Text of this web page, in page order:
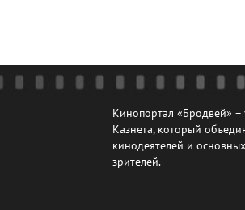
Кинопортал «Бродвей»
Казнета, который
кинодеятелей и
зрителей.